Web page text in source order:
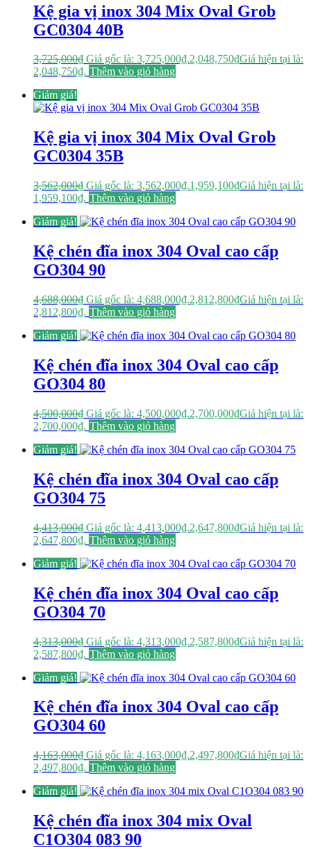
Kệ gia vị inox 304 Mix Oval Grob
GC0304 40B
3,725,000₫ Giá gốc là: 3,725,000₫.2,048,750₫Giá hiện tại là:
2,048,750₫. Thêm vào giỏ hàng
Giảm giá!
Kệ gia vị inox 304 Mix Oval Grob
GC0304 35B
3,562,000₫ Giá gốc là: 3,562,000₫.1,959,100₫Giá hiện tại là:
1,959,100₫. Thêm vào giỏ hàng
Giảm giá!
Kệ chén đĩa inox 304 Oval cao cấp
GO304 90
4,688,000₫ Giá gốc là: 4,688,000₫.2,812,800₫Giá hiện tại là:
2,812,800₫. Thêm vào giỏ hàng
Giảm giá!
Kệ chén đĩa inox 304 Oval cao cấp
GO304 80
4,500,000₫ Giá gốc là: 4,500,000₫.2,700,000₫Giá hiện tại là:
2,700,000₫. Thêm vào giỏ hàng
Giảm giá!
Kệ chén đĩa inox 304 Oval cao cấp
GO304 75
4,413,000₫ Giá gốc là: 4,413,000₫.2,647,800₫Giá hiện tại là:
2,647,800₫. Thêm vào giỏ hàng
Giảm giá!
Kệ chén đĩa inox 304 Oval cao cấp
GO304 70
4,313,000₫ Giá gốc là: 4,313,000₫.2,587,800₫Giá hiện tại là:
2,587,800₫. Thêm vào giỏ hàng
Giảm giá!
Kệ chén đĩa inox 304 Oval cao cấp
GO304 60
4,163,000₫ Giá gốc là: 4,163,000₫.2,497,800₫Giá hiện tại là:
2,497,800₫. Thêm vào giỏ hàng
Giảm giá!
Kệ chén đĩa inox 304 mix Oval
C1O304 083 90